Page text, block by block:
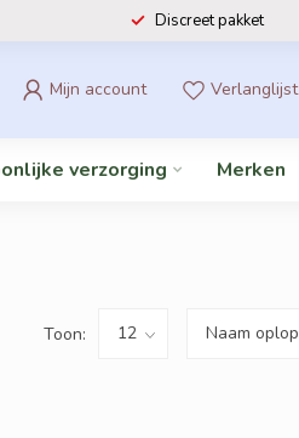
Discreet pakket
Mijn account Verlanglijst
verzorging Merken
Toon: